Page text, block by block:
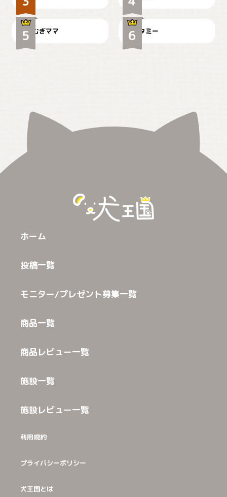
むぎママ タミー
ホーム
投稿一覧
モニター/プレゼント募集一覧
商品一覧
商品レビュー一覧
施設一覧
施設レビュー一覧
利用規約
プライバシーポリシー
犬王国とは